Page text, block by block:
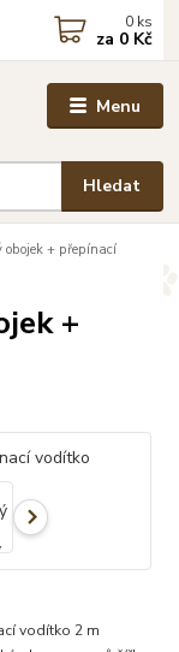
Menu
Hledat
0 ks
za 0 Kč
obojek + přepínací
+
vodítko 2 m